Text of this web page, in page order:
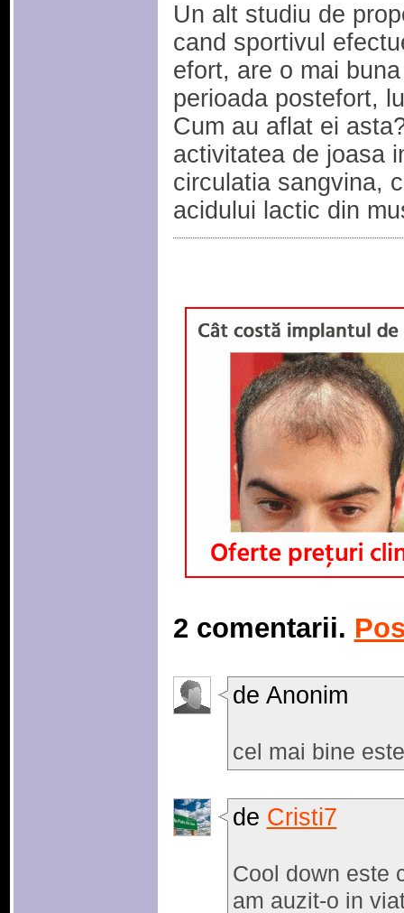
Un alt studiu de
cand sportivul
efort, are o mai
perioada postefort,
Cum au aflat ei
activitatea de joasa
circulatia sangvina,
acidului lactic din
2 comentarii.
de Anonim
cel mai bine
de Cristi7
Cool down este
am auzit-o in